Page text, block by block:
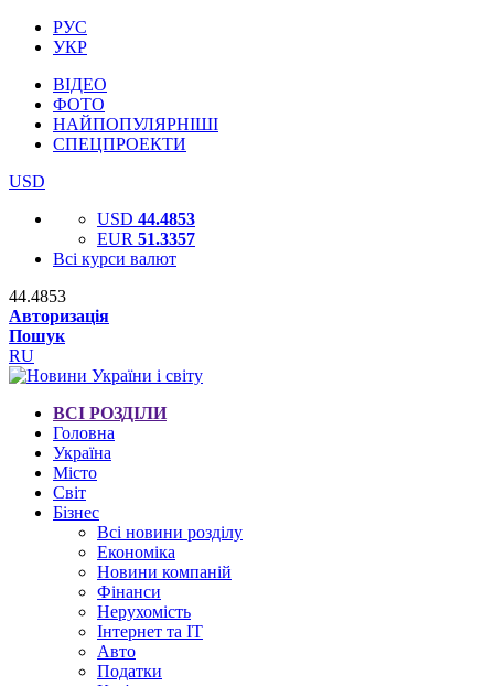
РУС
УКР
ВІДЕО
ФОТО
НАЙПОПУЛЯРНІШІ
СПЕЦПРОЕКТИ
USD
USD 44.4853
EUR 51.3357
Всі курси валют
44.4853
Авторизація
Пошук
RU
ВСІ РОЗДІЛИ
Головна
Україна
Місто
Світ
Бізнес
Всі новини розділу
Економіка
Новини компаній
Фінанси
Нерухомість
Інтернет та IT
Авто
Податки